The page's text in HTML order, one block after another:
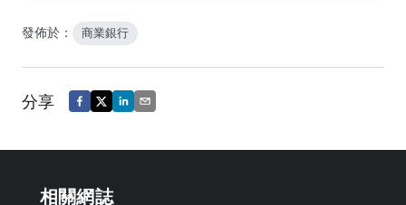
發佈於： 商業銀行
分享
相關網誌